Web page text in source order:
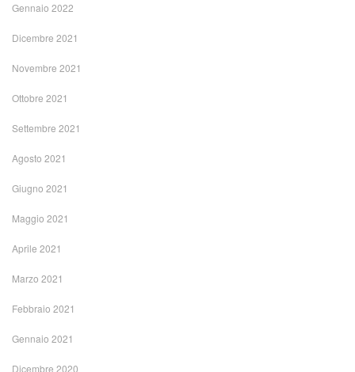
Gennaio 2022
Dicembre 2021
Novembre 2021
Ottobre 2021
Settembre 2021
Agosto 2021
Giugno 2021
Maggio 2021
Aprile 2021
Marzo 2021
Febbraio 2021
Gennaio 2021
Dicembre 2020